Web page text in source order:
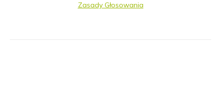
Zasady Głosowania